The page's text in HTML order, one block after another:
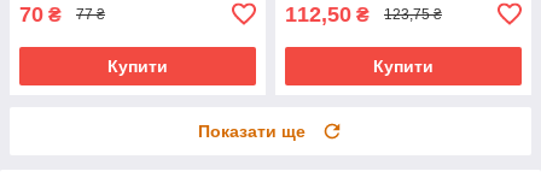
70 ₴ 77 ₴
Купити
112,50 ₴ 123,75 ₴
Купити
Показати ще